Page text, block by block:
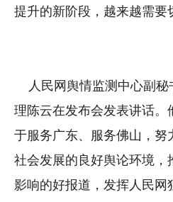
提升的新阶段，越来越需要
人民网舆情监测中心副秘
理陈云在发布会发表讲话。
于服务广东、服务佛山，努
社会发展的良好舆论环境，
影响的好报道，发挥人民网